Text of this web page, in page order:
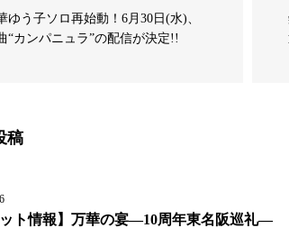
ゆう子ソロ再始動！6月30日(水)、
“カンパニュラ”の配信が決定!!
稿
ット情報】万華の宴―10周年東名阪巡礼―